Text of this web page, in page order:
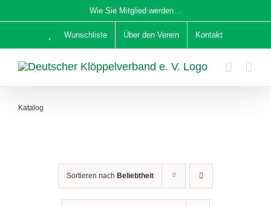
Inhalt
Wie Sie Mitglied werden…
Wunschliste Über den Verein Kontakt
Katalog
Sortieren nach Beliebtheit